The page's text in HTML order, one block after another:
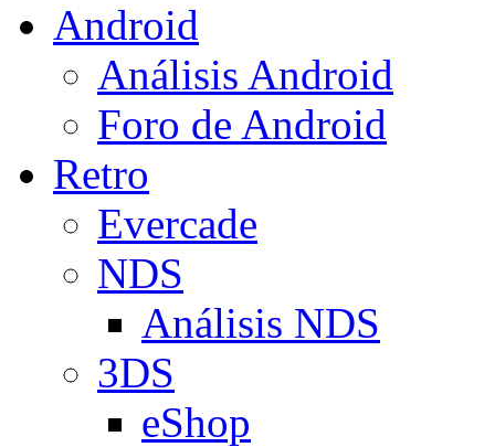
Android
Análisis Android
Foro de Android
Retro
Evercade
NDS
Análisis NDS
3DS
eShop